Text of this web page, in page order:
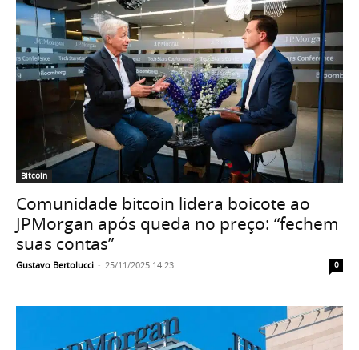
Bitcoin
Comunidade bitcoin lidera boicote ao
JPMorgan após queda no preço: “fechem
suas contas”
Gustavo Bertolucci - 25/11/2025 14:23 0